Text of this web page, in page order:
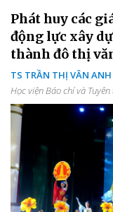
Phát huy các
động lực xây
thành đô thị
TS TRẦN THỊ VÂN ANH
Học viện Báo chí và